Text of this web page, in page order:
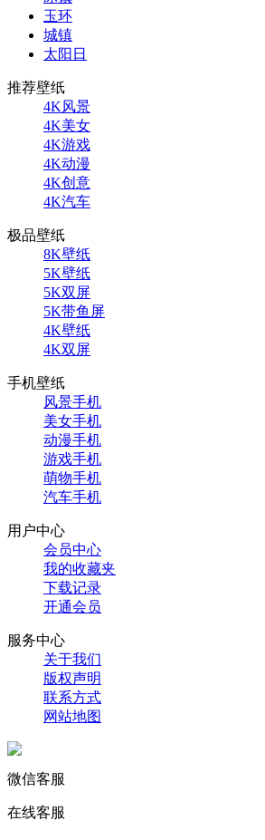
玉环
城镇
太阳日
推荐壁纸
4K风景
4K美女
4K游戏
4K动漫
4K创意
4K汽车
极品壁纸
8K壁纸
5K壁纸
5K双屏
5K带鱼屏
4K壁纸
4K双屏
手机壁纸
风景手机
美女手机
动漫手机
游戏手机
萌物手机
汽车手机
用户中心
会员中心
我的收藏夹
下载记录
开通会员
服务中心
关于我们
版权声明
联系方式
网站地图
微信客服
在线客服